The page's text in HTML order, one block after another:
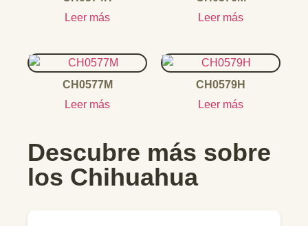
Leer más
Leer más
CH0577M
Leer más
CH0579H
Leer más
Descubre más sobre
los Chihuahua